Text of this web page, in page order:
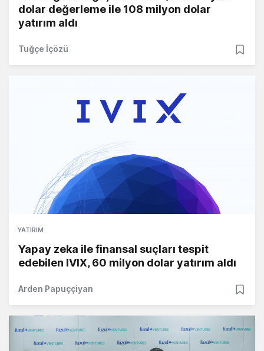
dolar değerleme ile 108 milyon dolar
yatırım aldı
Tuğçe İçözü
YATIRIM
Yapay zeka ile finansal suçları tespit
edebilen IVIX, 60 milyon dolar yatırım aldı
Arden Papuççiyan